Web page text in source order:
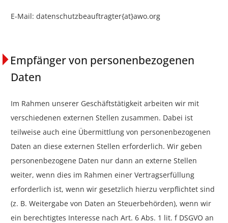
E-Mail: datenschutzbeauftragter{at}awo.org
Empfänger von personenbezogenen
Daten
Im Rahmen unserer Geschäftstätigkeit arbeiten wir mit
verschiedenen externen Stellen zusammen. Dabei ist
teilweise auch eine Übermittlung von personenbezogenen
Daten an diese externen Stellen erforderlich. Wir geben
personenbezogene Daten nur dann an externe Stellen
weiter, wenn dies im Rahmen einer Vertragserfüllung
erforderlich ist, wenn wir gesetzlich hierzu verpflichtet sind
(z. B. Weitergabe von Daten an Steuerbehörden), wenn wir
ein berechtigtes Interesse nach Art. 6 Abs. 1 lit. f DSGVO an